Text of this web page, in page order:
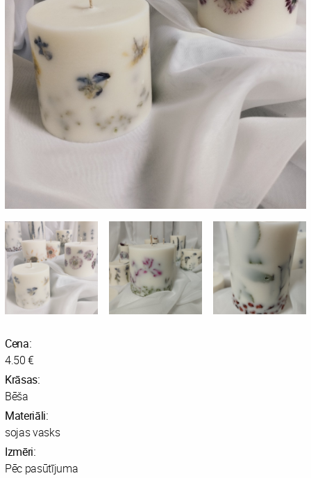
Cena:
4.50 €
Krāsas:
Bēša
Materiāli:
sojas vasks
Izmēri:
Pēc pasūtījuma